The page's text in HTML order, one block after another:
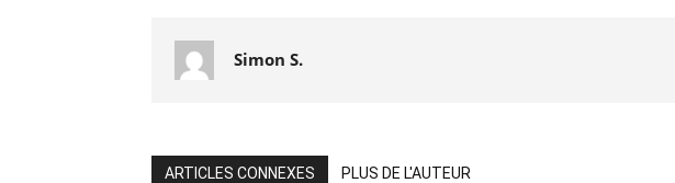
Simon S.
ARTICLES CONNEXES PLUS DE L'AUTEUR